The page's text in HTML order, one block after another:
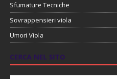
Sfumature Tecniche
Sovrappensieri viola
Umori Viola
CERCA NEL SITO